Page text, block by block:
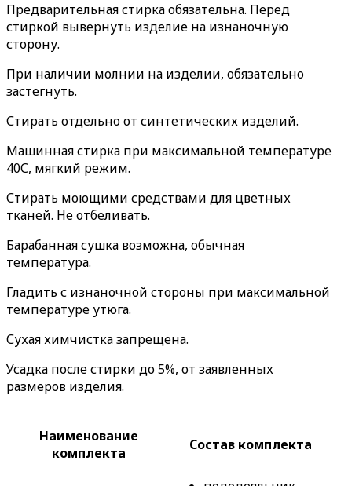
Предварительная стирка обязательна. Перед
стиркой вывернуть изделие на изнаночную
сторону.
При наличии молнии на изделии, обязательно
застегнуть.
Стирать отдельно от синтетических изделий.
Машинная стирка при максимальной температуре
40С, мягкий режим.
Стирать моющими средствами для цветных
тканей. Не отбеливать.
Барабанная сушка возможна, обычная
температура.
Гладить с изнаночной стороны при максимальной
температуре утюга.
Сухая химчистка запрещена.
Усадка после стирки до 5%, от заявленных
размеров изделия.
Наименование
комплекта
Состав комплекта